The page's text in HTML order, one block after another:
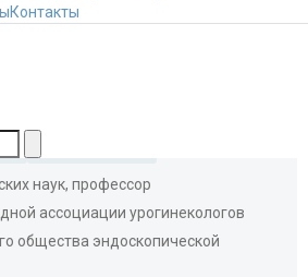
Контакты
наук, профессор
ассоциации урогинекологов
общества эндоскопической